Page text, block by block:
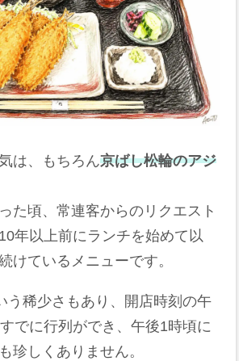
は、もちろん京ばし松輪のアジ
た頃、常連客からのリクエスト
年以上前にランチを始めて以
けているメニューです。
う稀少さもあり、開店時刻の午
でに行列ができ、午後1時頃に
珍しくありません。